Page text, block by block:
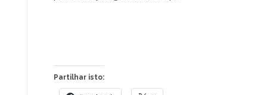
Partilhar isto: